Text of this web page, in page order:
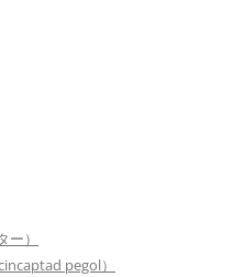
）
pegol）